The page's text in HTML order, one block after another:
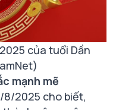
của tuổi Dần
mạnh mẽ
8/2025 cho biết,